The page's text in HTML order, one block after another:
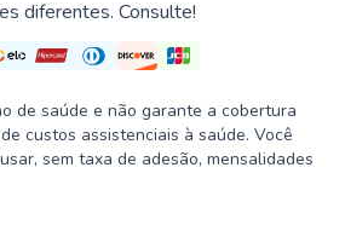
diferentes. Consulte!
de saúde e não garante a cobertura
custos assistenciais à saúde. Você
sem taxa de adesão, mensalidades